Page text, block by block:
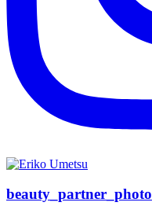
beauty_partner_photo